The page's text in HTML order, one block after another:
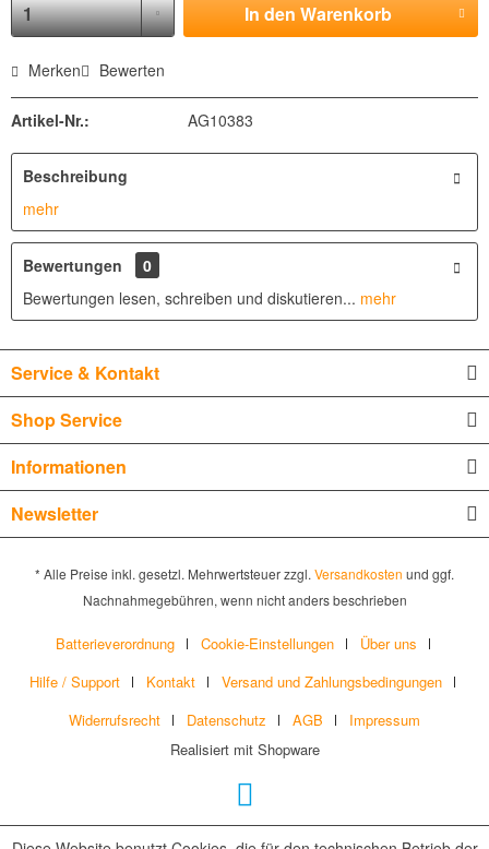
In denWarenkorb
Merken Bewerten
Artikel-Nr.: AG10383
Beschreibung
mehr
Bewertungen
0
Bewertungen lesen, schreiben und diskutieren... mehr
Service & Kontakt
Shop Service
Informationen
Newsletter
* Alle Preise inkl. gesetzl. Mehrwertsteuer zzgl. Versandkosten und ggf.
Nachnahmegebühren, wenn nicht anders beschrieben
Batterieverordnung Cookie-Einstellungen
Über uns
Hilfe / Support
Kontakt
Versand und Zahlungsbedingungen
Widerrufsrecht
Datenschutz AGB
Impressum
Realisiert mit Shopware